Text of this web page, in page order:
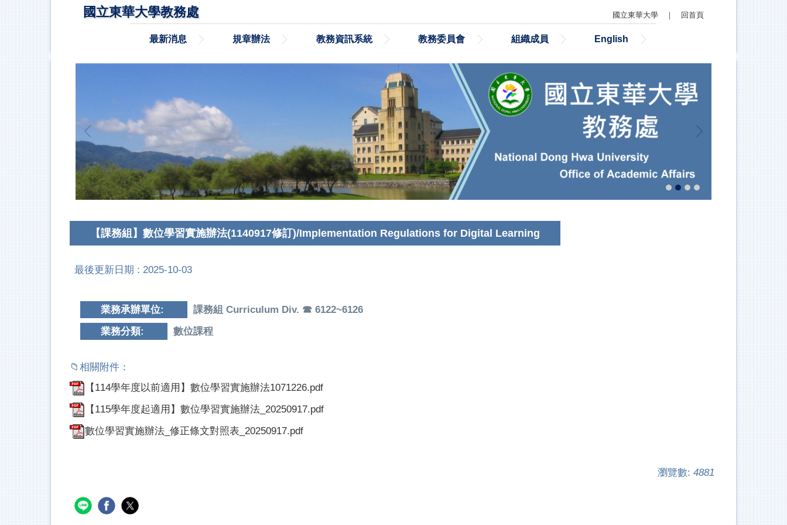
國立東華大學教務處 國立東華大學 回首頁
最新消息 規章辦法 教務資訊系統 教務委員會 組織成員 English
【課務組】數位學習實施辦法(1140917修訂)/Implementation Regulations for Digital Learning
最後更新日期 :2025-10-03
業務承辦單位:
課務組 Curriculum Div. ☎ 6122~6126
業務分類:
數位課程
【114學年度以前適用】數位學習實施辦法1071226.pdf
【115學年度起適用】數位學習實施辦法_20250917.pdf
數位學習實施辦法_修正條文對照表_20250917.pdf
瀏覽數: 4881